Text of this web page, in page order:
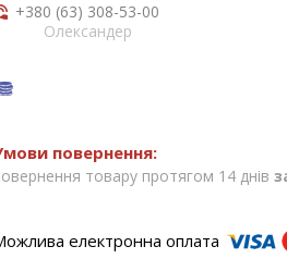
+380 (63) 308-53-00
Олександер
товару протягом 14 днів